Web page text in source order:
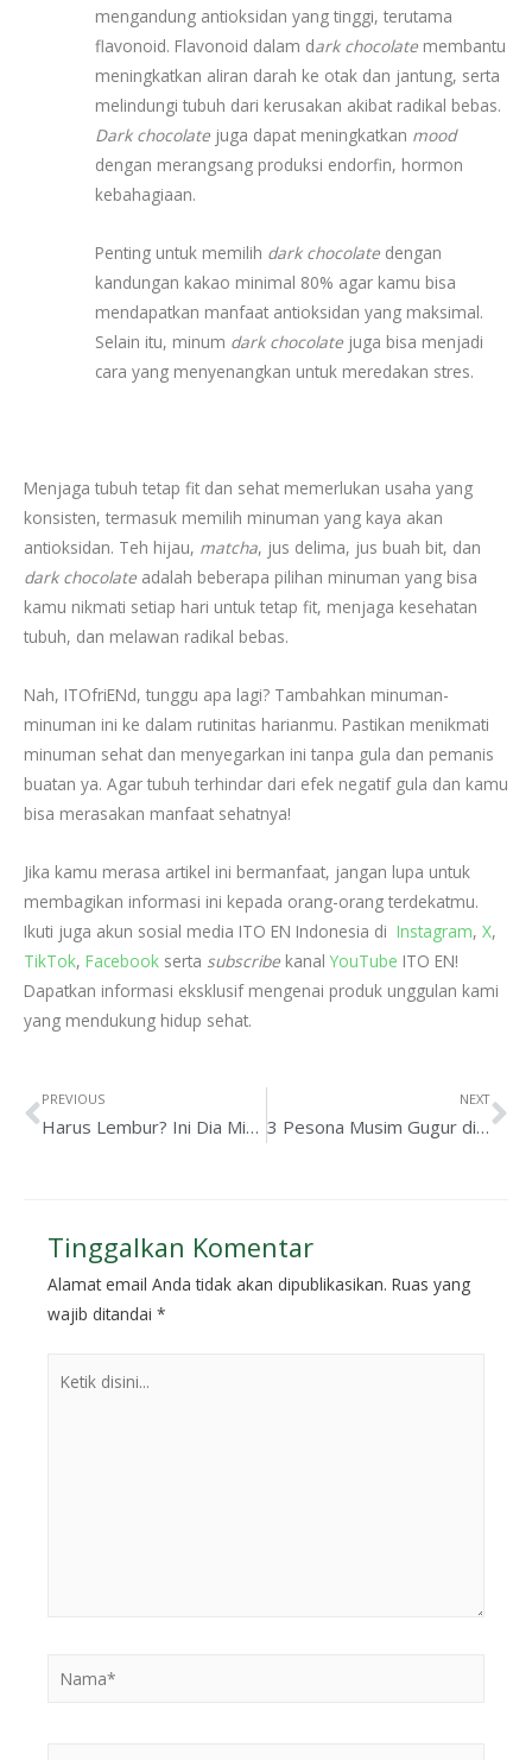
mengandung antioksidan yang tinggi, terutama
flavonoid. Flavonoid dalam dark chocolate membantu
meningkatkan aliran darah ke otak dan jantung, serta
melindungi tubuh dari kerusakan akibat radikal bebas.
Dark chocolate juga dapat meningkatkan mood
dengan merangsang produksi endorfin, hormon
kebahagiaan.
Penting untuk memilih dark chocolate dengan
kandungan kakao minimal 80% agar kamu bisa
mendapatkan manfaat antioksidan yang maksimal.
Selain itu, minum dark chocolate juga bisa menjadi
cara yang menyenangkan untuk meredakan stres.
Menjaga tubuh tetap fit dan sehat memerlukan usaha yang
konsisten, termasuk memilih minuman yang kaya akan
antioksidan. Teh hijau, matcha, jus delima, jus buah bit, dan
dark chocolate adalah beberapa pilihan minuman yang bisa
kamu nikmati setiap hari untuk tetap fit, menjaga kesehatan
tubuh, dan melawan radikal bebas.
Nah, ITOfriENd, tunggu apa lagi? Tambahkan minuman-
minuman ini ke dalam rutinitas harianmu. Pastikan menikmati
minuman sehat dan menyegarkan ini tanpa gula dan pemanis
buatan ya. Agar tubuh terhindar dari efek negatif gula dan kamu
bisa merasakan manfaat sehatnya!
Jika kamu merasa artikel ini bermanfaat, jangan lupa untuk
membagikan informasi ini kepada orang-orang terdekatmu.
Ikuti juga akun sosial media ITO EN Indonesia di Instagram, X,
TikTok, Facebook serta subscribe kanal YouTube ITO EN!
Dapatkan informasi eksklusif mengenai produk unggulan kami
yang mendukung hidup sehat.
PREVIOUS
Harus Lembur? Ini Dia Minuman yang Cocok untuk Kerja di Malam Hari
NEXT
3 Pesona Musim Gugur di Jepang yang Memukau
Tinggalkan Komentar
Alamat email Anda tidak akan dipublikasikan. Ruas yang
wajib ditandai *